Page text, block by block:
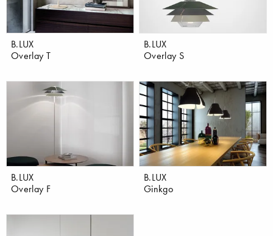
B.LUX
Overlay T
B.LUX
Overlay S
B.LUX
Overlay F
B.LUX
Ginkgo